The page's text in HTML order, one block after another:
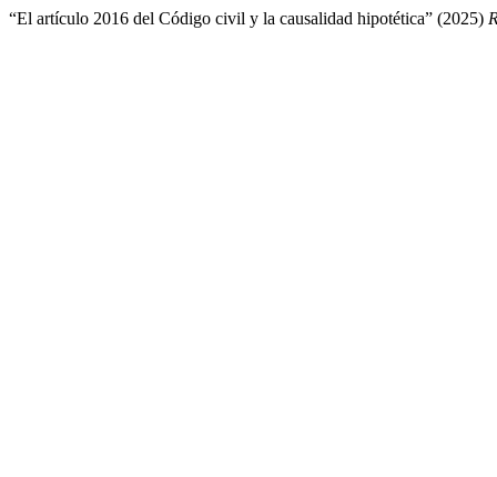
“El artículo 2016 del Código civil y la causalidad hipotética” (2025)